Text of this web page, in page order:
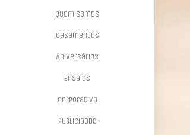
Quem Somos
Casamentos
Aniversários
Ensaios
Corporativo
Publicidade